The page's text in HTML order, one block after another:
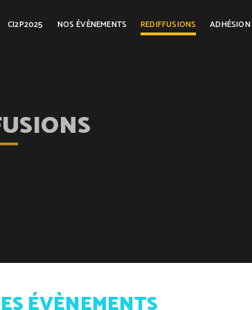
CI2P2025 NOS ÉVÈNEMENTS REDIFFUSIONS ADHÉSION